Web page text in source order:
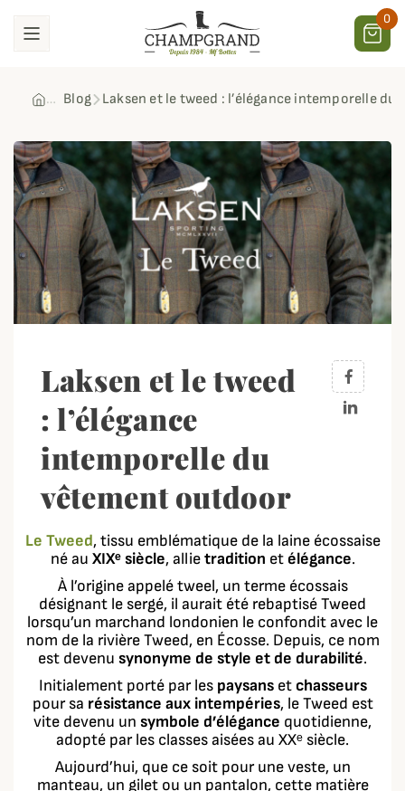
0
Blog Laksen et le tweed : l’élégance intemporelle
Laksen et le tweed
: l’élégance
intemporelle du
vêtement outdoor
Le Tweed, tissu emblématique de la laine écossaise
né au XIXᵉ siècle, allietradition et élégance.
À l’origine appelé tweel, un terme écossais
désignant le sergé, il aurait été rebaptisé Tweed
lorsqu’un marchand londonien le confondit avec le
nom de la rivière Tweed, en Écosse. Depuis, ce nom
est devenu synonyme de style et de durabilité.
Initialement porté par les paysanset chasseurs
pour sa résistance aux intempéries, le Tweed est
vite devenu un symbole d’élégance quotidienne,
adopté par les classes aisées au XXᵉ siècle.
Aujourd’hui, que ce soit pour une veste, un
manteau, un gilet ou un pantalon, cette matière